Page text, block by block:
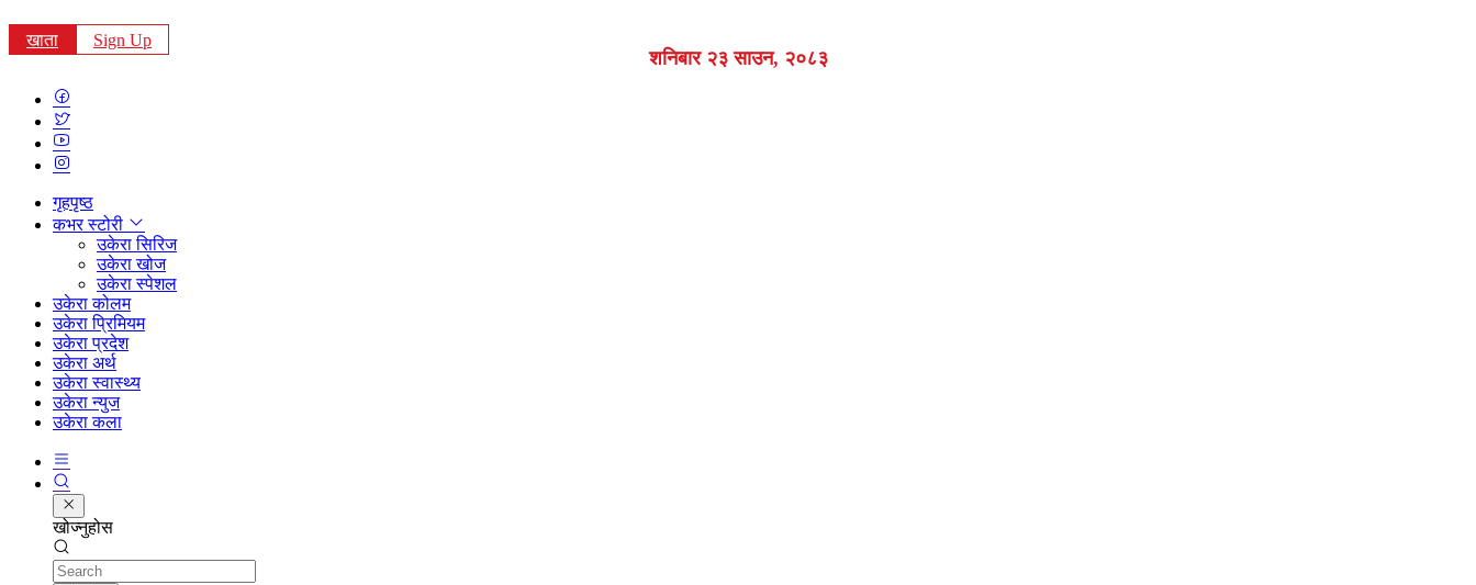
खाता Sign Up
शनिबार २३ साउन, २०८३
गृहपृष्ठ
कभर स्टोरी
उकेरा सिरिज
उकेरा खोज
उकेरा स्पेशल
उकेरा कोलम
उकेरा प्रिमियम
उकेरा प्रदेश
उकेरा अर्थ
उकेरा स्वास्थ्य
उकेरा न्युज
उकेरा कला
खोज्नुहोस
Search